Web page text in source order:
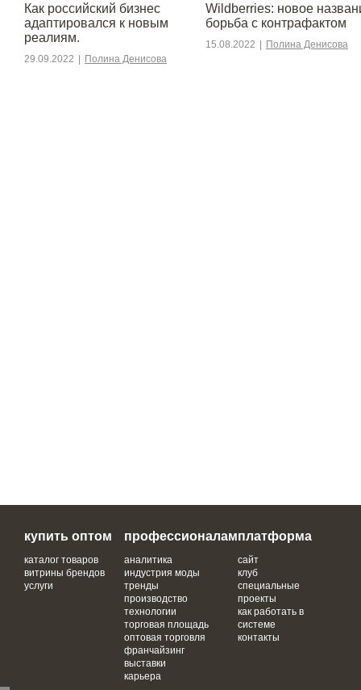
​​Как российский бизнес
адаптировался к новым
реалиям.
29.09.2022 | Полина Денисова
Wildberries: новое
борьба с контрафактом
15.08.2022 | Полина Денисова
купить оптом
каталог товаров
витрины брендов
услуги
профессионалам
аналитика
индустрия моды
тренды
производство
технологии
торговая площадь
оптовая торговля
франчайзинг
выставки
карьера
платформа
сайт
клуб
специальные
проекты
как работать в
системе
контакты